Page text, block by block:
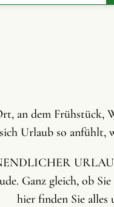
an dem Frühstück,
Urlaub so anfühlt,
Ganz gleich, ob
hier finden Sie alles